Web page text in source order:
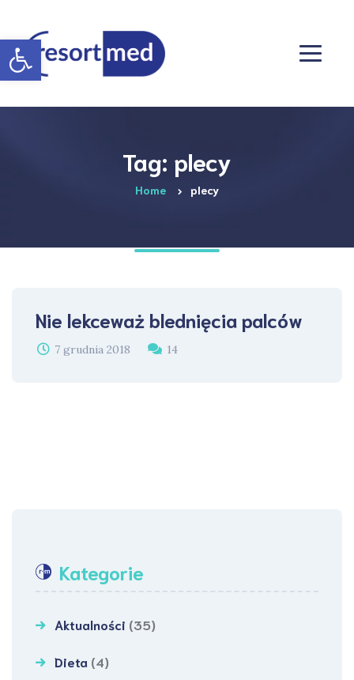
Otwórz pasek narzędzi
Tag: plecy
Home plecy
Nie lekceważ blednięcia palców
7 grudnia 2018 14
Kategorie
Aktualności (35)
Dieta (4)